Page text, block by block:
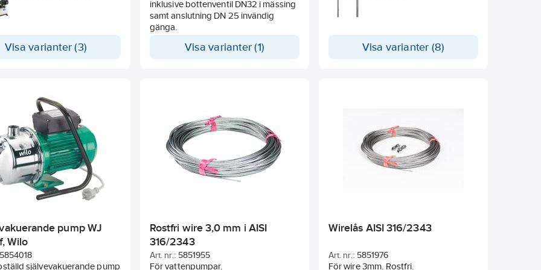
Jetpump, tank med
av polypropylen samt
med enfasmotor som är
Visa varianter (3)
inklusive bottenventil DN32 i mässing
samt anslutning DN 25 invändig
gänga.
Visa varianter (1) Visa varianter (8)
pump WJ
Wilo
5854018
självevakuerande pump
Rostfri wire 3,0 mm i AISI
316/2343
Art. nr.: 5851955
För vattenpumpar.
Wirelås AISI 316/2343
Art. nr.: 5851976
För wire 3mm. Rostfri.